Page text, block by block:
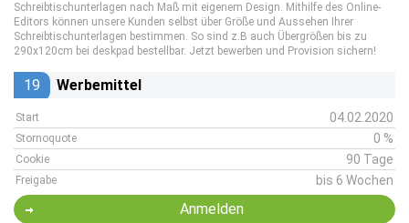
Schreibtischunterlagen nach Maß mit eigenem Design. Mithilfe des Online-
Editors können unsere Kunden selbst über Größe und Aussehen Ihrer
Schreibtischunterlagen bestimmen. So sind z.B auch Übergrößen bis zu
290x120cm bei deskpad bestellbar. Jetzt bewerben und Provision sichern!
19 Werbemittel
Start 04.02.2020
Stornoquote 0 %
Cookie 90 Tage
Freigabe bis 6 Wochen
Anmelden